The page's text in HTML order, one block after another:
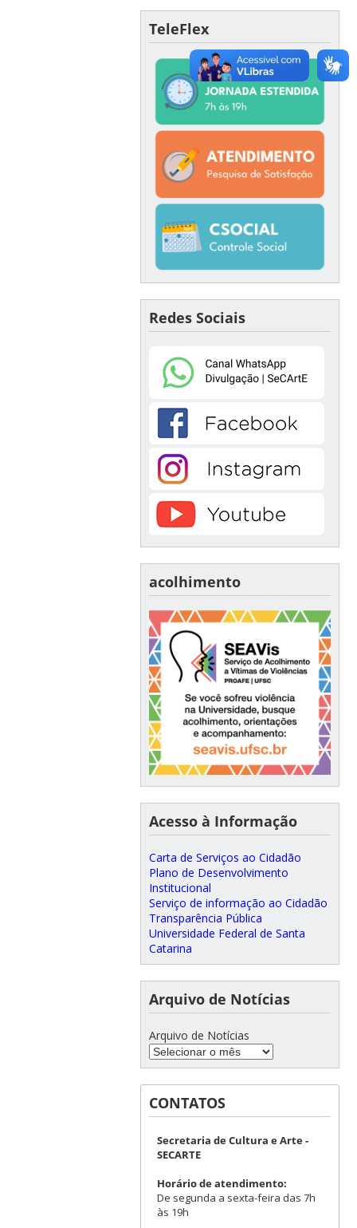
TeleFlex
Redes Sociais
acolhimento
Acesso à Informação
Carta de Serviços ao Cidadão
Plano de Desenvolvimento
Institucional
Serviço de informação ao Cidadão
Transparência Pública
Universidade Federal de Santa
Catarina
Arquivo de Notícias
Arquivo de Notícias
CONTATOS
Secretaria de Cultura e Arte -
SECARTE
Horário de atendimento:
De segunda a sexta-feira das 7h
às 19h